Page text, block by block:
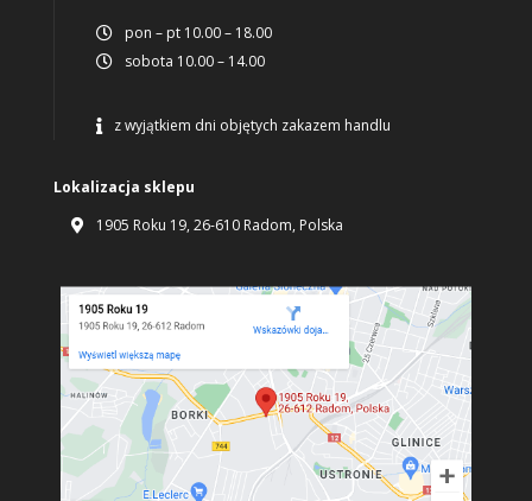
 pon – pt 10.00 – 18.00
 sobota 10.00 – 14.00
 z wyjątkiem dni objętych zakazem handlu
Lokalizacja sklepu
 1905 Roku 19, 26-610 Radom, Polska